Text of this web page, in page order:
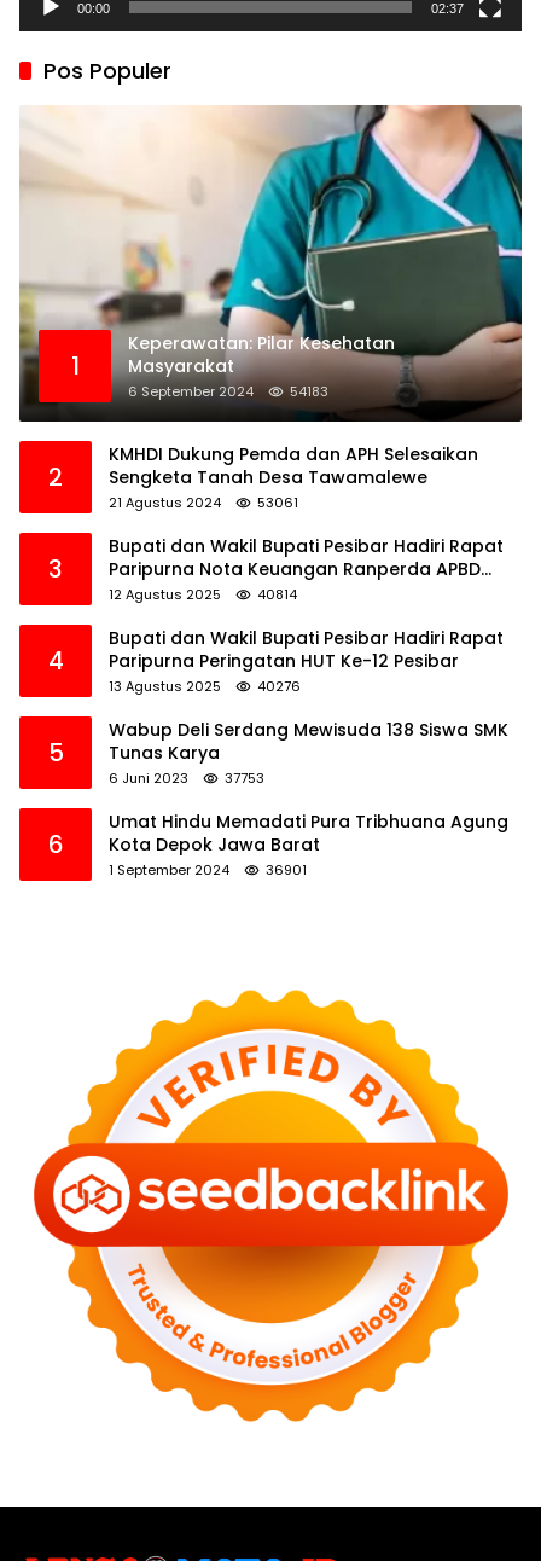
00:00 02:37
Pos Populer
1
Keperawatan: Pilar Kesehatan
Masyarakat
6 September 2024 54183
2
KMHDI Dukung Pemda dan APH Selesaikan
Sengketa Tanah Desa Tawamalewe
21 Agustus 2024 53061
3
Bupati dan Wakil Bupati Pesibar Hadiri Rapat
Paripurna Nota Keuangan Ranperda APBD
Perubahan TA 2025
12 Agustus 2025 40814
4
Bupati dan Wakil Bupati Pesibar Hadiri Rapat
Paripurna Peringatan HUT Ke-12 Pesibar
13 Agustus 2025 40276
5
Wabup Deli Serdang Mewisuda 138 Siswa SMK
Tunas Karya
6 Juni 2023 37753
6
Umat Hindu Memadati Pura Tribhuana Agung
Kota Depok Jawa Barat
1 September 2024 36901